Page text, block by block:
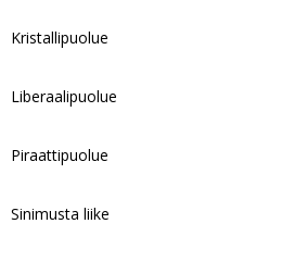
Kristallipuolue
Liberaalipuolue
Piraattipuolue
Sinimusta liike